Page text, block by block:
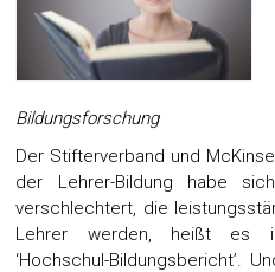
Bildungsforschung
Der Stifterverband und
der Lehrer-Bildung habe
verschlechtert, die
Lehrer werden, heißt es
‘Hochschul-Bildungsbericht’.